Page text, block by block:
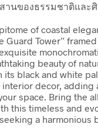
านของธรรมชาติและ
of coastal
Guard Tower”
beauty of
its black and white
interior decor, adding
space. Bring the
this timeless and
a harmonious